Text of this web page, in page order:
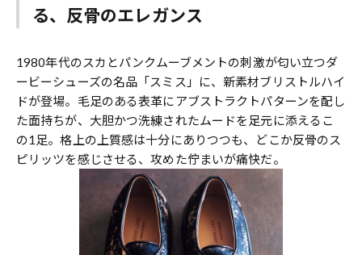
る、反骨のエレガンス
1980年代のスカとパンクムーブメントの刺激が匂い立つダ
ービーシューズの名品「スミス」に、新素材ブリストルハイ
ドが登場。毛足のある表革にアブストラクトパターンを配し
た面持ちが、大胆かつ洗練されたムードを足元に添えるこ
の1足。格上の上質感は十分にありつつも、どこか反骨のス
ピリッツを感じさせる、攻めた佇まいが痛快だ。